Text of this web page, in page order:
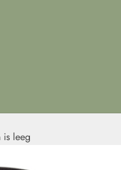
is leeg